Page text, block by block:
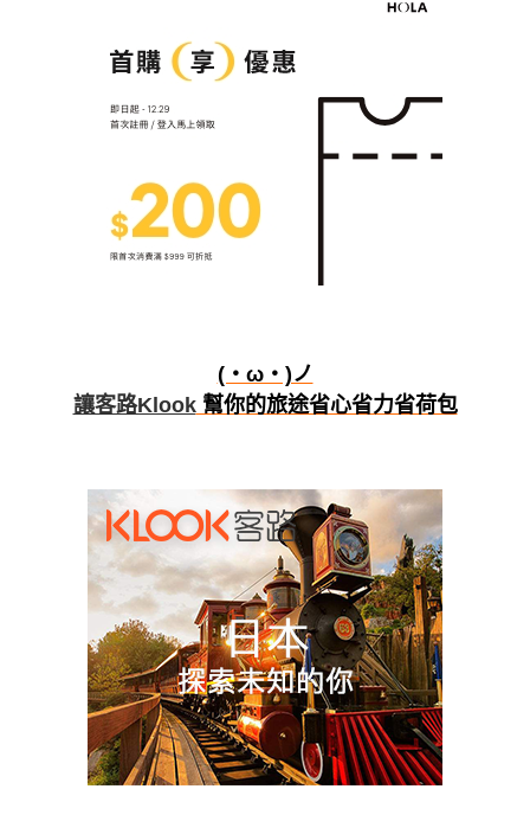
(・ω・)ノ
讓客路Klook幫你的旅途省心省力省荷包